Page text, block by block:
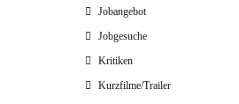
Jobangebot
Jobgesuche
Kritiken
Kurzfilme/Trailer